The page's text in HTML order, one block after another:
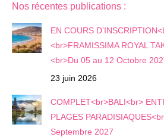
Nos récentes publications :
EN COURS
<br>FRAMISSIMA ROYAL
<br>Du 05 au 12 Octobre
23 juin 2026
COMPLET<br>BALI<br>
PLAGES
Septembre 2027